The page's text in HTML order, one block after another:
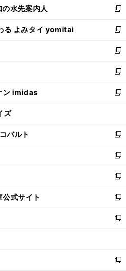
く
ド
ウ
で
開
く
ィ
ン
ド
ウ
で
開
く
い
ウ
ィ
ン
ド
ウ
で
開
く
水先案内人
新
し
い
ウ
ィ
ン
ド
ウ
で
開
る よみタイ yomitai
新
し
い
ウ
ィ
ン
ド
ウ
開
く
新
し
い
ウ
ィ
ン
ウ
で
開
く
新
し
い
ウ
ン
ド
ウ
で
開
く
ン imidas
新
し
ウ
ィ
ン
ド
ウ
で
開
く
ズ
バルト
新
し
い
ウ
ィ
ン
ド
ウ
で
開
新
し
い
ウ
ィ
ン
ド
ウ
開
く
新
し
い
ウ
ィ
ン
ウ
で
式サイト
新
し
い
ウ
ン
ド
新
し
ウ
ィ
新